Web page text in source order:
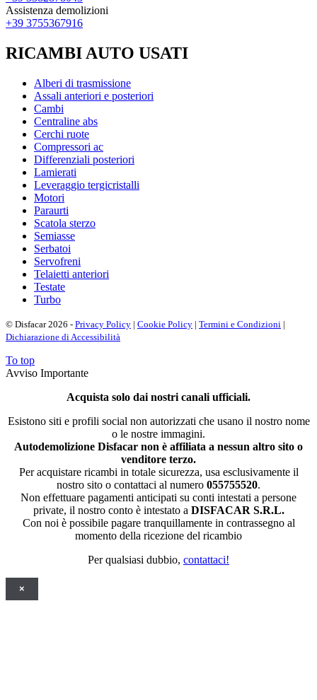
Assistenza demolizioni
+39 3755367916
RICAMBI AUTO USATI
Alberi di trasmissione
Assali anteriori e posteriori
Cambi
Centraline abs
Cerchi ruote
Compressori ac
Differenziali posteriori
Lamierati
Leveraggio tergicristalli
Motori
Paraurti
Scatola sterzo
Semiasse
Serbatoi
Servofreni
Telaietti anteriori
Testate
Turbo
© Disfacar 2026 - Privacy Policy | Cookie Policy | Termini e Condizioni |
Dichiarazione di Accessibilità
To top
Avviso Importante
Acquista solo dai nostri canali ufficiali.
Esistono siti e profili social non autorizzati che usano il nostro nome
o le nostre immagini.
Autodemolizione Disfacar non è affiliata a nessun altro sito o
venditore terzo.
Per acquistare ricambi in totale sicurezza, usa esclusivamente il
nostro sito o contattaci al numero 055755520.
Non effettuare pagamenti anticipati su conti intestati a persone
private, il nostro conto è intestato a DISFACAR S.R.L.
Con noi è possibile pagare tranquillamente in contrassegno al
momento della ricezione del ricambio
Per qualsiasi dubbio, contattaci!
×